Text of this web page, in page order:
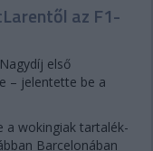
az F1-
első
– jelentette be a
a wokingiak tartalék-
Barcelonában